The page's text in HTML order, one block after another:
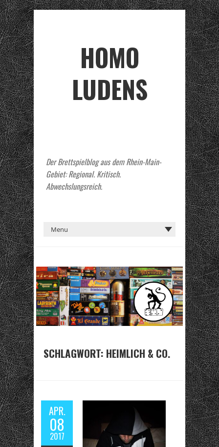
HOMO
LUDENS
Der Brettspielblog aus dem Rhein-Main-
Gebiet: Regional. Kritisch.
Abwechslungsreich.
SCHLAGWORT: HEIMLICH & CO.
APR.
08
2017